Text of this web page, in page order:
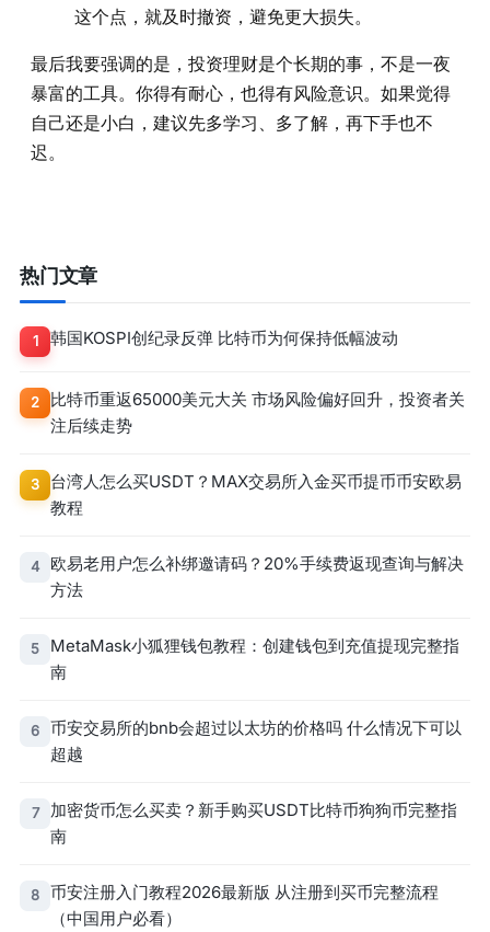
这个点，就及时撤资，避免更大损失。
最后我要强调的是，投资理财是个长期的事，不是一夜
暴富的工具。你得有耐心，也得有风险意识。如果觉得
自己还是小白，建议先多学习、多了解，再下手也不
迟。
热门文章
1 韩国KOSPI创纪录反弹 比特币为何保持低幅波动
2
比特币重返65000美元大关 市场风险偏好回升，投资者关
注后续走势
3
台湾人怎么买USDT？MAX交易所入金买币提币币安欧易
教程
4
欧易老用户怎么补绑邀请码？20%手续费返现查询与解决
方法
5
MetaMask小狐狸钱包教程：创建钱包到充值提现完整指
南
6
币安交易所的bnb会超过以太坊的价格吗 什么情况下可以
超越
7
加密货币怎么买卖？新手购买USDT比特币狗狗币完整指
南
8
币安注册入门教程2026最新版 从注册到买币完整流程
（中国用户必看）